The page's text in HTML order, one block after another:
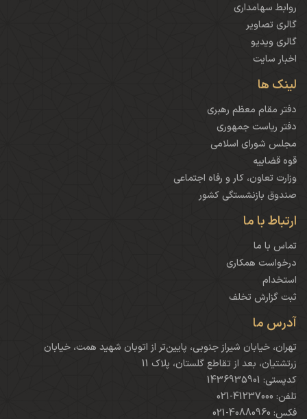
روابط سهامداری
گالری تصاویر
گالری ویدیو
اخبار سایت
لینک ها
دفتر مقام معظم رهبری
دفتر ریاست جمهوری
مجلس شورای اسلامی
قوه قضاییه
وزارت تعاون، کار و رفاه اجتماعی
صندوق بازنشستگی کشور
ارتباط با ما
تماس با ما
درخواست همکاری
استخدام
ثبت گزارش تخلف
آدرس ما
تهران، خیابان شیراز جنوبی، پایین‌تر از اتوبان شهید همت، خیابان
زرتشتیان، بعد از تقاطع گلستان، پلاک 11
کدپستی: 1436935901
تلفن: 41237000-021
فکس: 40880960-021